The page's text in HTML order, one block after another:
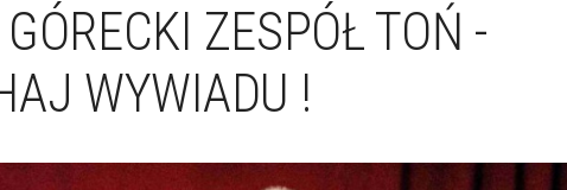
ZESPÓŁ TOŃ -
WYWIADU !